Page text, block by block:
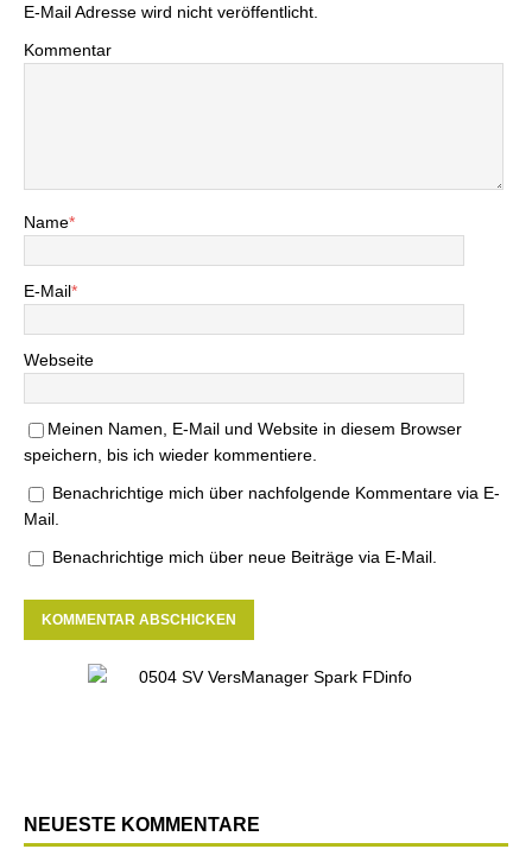
E-Mail Adresse wird nicht veröffentlicht.
Kommentar
Name*
E-Mail*
Webseite
Meinen Namen, E-Mail und Website in diesem Browser
speichern, bis ich wieder kommentiere.
Benachrichtige mich über nachfolgende Kommentare via E-
Mail.
Benachrichtige mich über neue Beiträge via E-Mail.
NEUESTE KOMMENTARE